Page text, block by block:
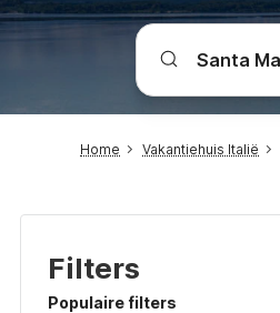
Home Vakantiehuis Italië
Filters
Populaire filters